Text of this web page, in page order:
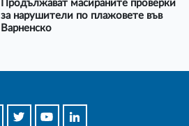
Продължават масираните проверки
за нарушители по плажовете във
Варненско